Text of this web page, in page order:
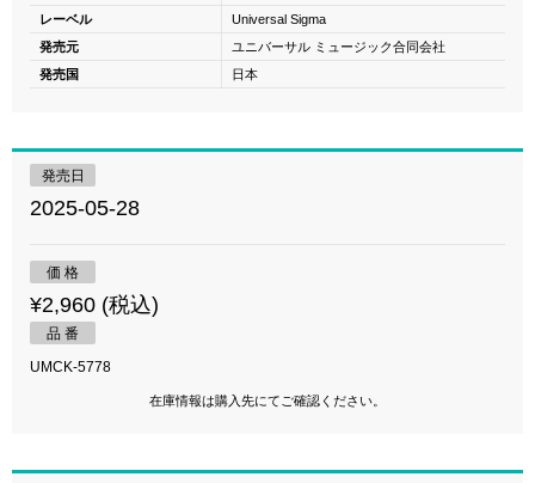
レーベル
Universal Sigma
発売元
ユニバーサル ミュージック合同会社
発売国
日本
発売日
2025-05-28
価 格
¥2,960 (税込)
品 番
UMCK-5778
在庫情報は購入先にてご確認ください。